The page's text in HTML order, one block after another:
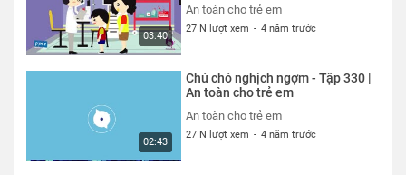
03:40
An toàn cho trẻ em
27 N lượt xem - 4 năm trước
02:43
Chú chó nghịch ngợm - Tập 330 |
An toàn cho trẻ em
An toàn cho trẻ em
27 N lượt xem - 4 năm trước